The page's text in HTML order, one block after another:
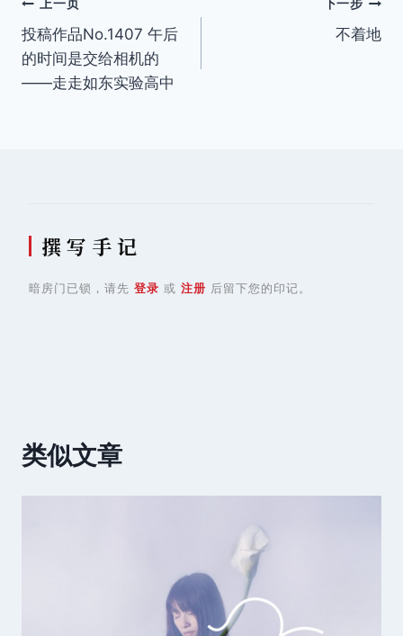
文
章
导
上一页
投稿作品No.1407 午后
的时间是交给相机的
——走走如东实验高中
下一步
不着地
撰 写 手 记
暗房门已锁，请先 登录 或 注册 后留下您的印记。
类似文章